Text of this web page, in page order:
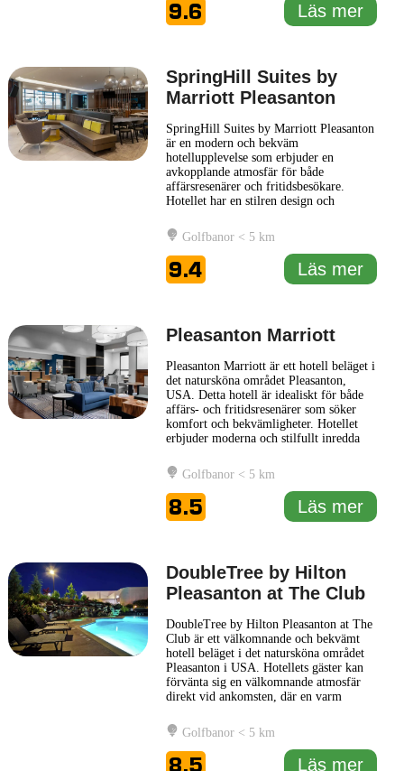
trivsam vistelse för alla gäster. När ... Läs
mer
9.6 Läs mer
SpringHill Suites by
Marriott Pleasanton
SpringHill Suites by Marriott Pleasanton
är en modern och bekväm
hotellupplevelse som erbjuder en
avkopplande atmosfär för både
affärsresenärer och fritidsbesökare.
Hotellet har en stilren design och
vistelsen både komfortabel och bekväm.
Gästerna kan njuta av rymliga sviter som
är utrustade med en separat arbets- och
sovdel, vilket ger gott om utrymme för
arbete... Läs mer
Golfbanor < 5 km
9.4 Läs mer
Pleasanton Marriott
Pleasanton Marriott är ett hotell beläget i
det natursköna området Pleasanton,
USA. Detta hotell är idealiskt för både
affärs- och fritidsresenärer som söker
komfort och bekvämligheter. Hotellet
erbjuder moderna och stilfullt inredda
avkopplande vistelse. Varje rum är
utrustat med bekvämligheter som
kostnadsfritt Wi-Fi, platt-TV och
bekväma sängar för att säkerställa... Läs
mer
Golfbanor < 5 km
8.5 Läs mer
DoubleTree by Hilton
Pleasanton at The Club
DoubleTree by Hilton Pleasanton at The
Club är ett välkomnande och bekvämt
hotell beläget i det natursköna området
Pleasanton i USA. Hotellets gäster kan
förvänta sig en välkomnande atmosfär
direkt vid ankomsten, där en varm
tonen för en behaglig vistelse. Hotellet
erbjuder moderna och välutrustade
bekvämligheter som gör det till ett
Golfbanor < 5 km
8.5 Läs mer